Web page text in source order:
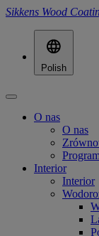
Sikkens Wood
Polish
O nas
O nas
Interior
Interior